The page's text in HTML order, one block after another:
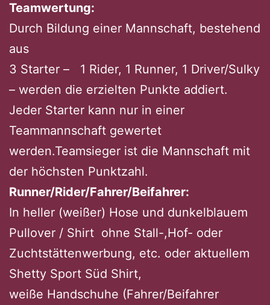
Teamwertung:
Durch Bildung einer Mannschaft, bestehend
aus
3 Starter – 1 Rider, 1 Runner, 1 Driver/Sulky
– werden die erzielten Punkte addiert.
Jeder Starter kann nur in einer
Teammannschaft gewertet
werden.Teamsieger ist die Mannschaft mit
der höchsten Punktzahl.
Runner/Rider/Fahrer/Beifahrer:
In heller (weißer) Hose und dunkelblauem
Pullover / Shirt ohne Stall-,Hof- oder
Zuchtstättenwerbung, etc. oder aktuellem
Shetty Sport Süd Shirt,
weiße Handschuhe (Fahrer/Beifahrer